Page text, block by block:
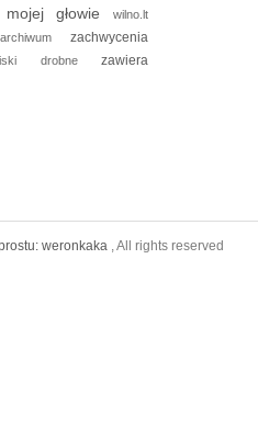
głowiewilno.lt
zachwycenia
drobnezawiera
weronkaka , All rights reserved